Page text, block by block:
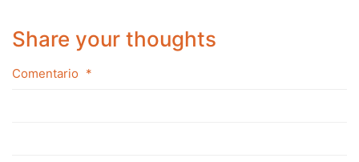
Share your thoughts
Comentario *